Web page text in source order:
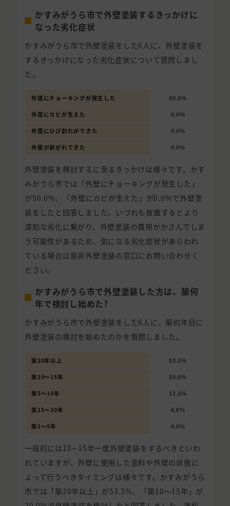
かすみがうら市で外壁塗装するきっかけに
なった劣化症状
かすみがうら市で外壁塗装をした6人に、外壁塗装を
するきっかけになった劣化症状について質問しまし
た。
外壁にチョーキングが発生した 50.0%
外壁にカビが生えた 0.0%
外壁にひび割れができた 0.0%
外壁が剥がれてきた 0.0%
外壁塗装を検討するに至るきっかけは様々です。かす
みがうら市では「外壁にチョーキングが発生した」
が50.0%、「外壁にカビが生えた」が0.0%で外壁塗
装をしたと回答しました。いづれも放置するとより
深刻な劣化に繋がり、外壁塗装の費用がかさんでしま
う可能性があるため、気になる劣化症状があらわれ
ている場合は是非外壁塗装の窓口にお問い合わせく
ださい。
かすみがうら市で外壁塗装した方は、築何
年で検討し始めた?
かすみがうら市で外壁塗装をした6人に、築何年目に
外壁塗装の検討を始めたのかを質問しました。
築20年以上 53.3%
築10〜15年 20.0%
築5〜10年 13.3%
築15〜20年 6.6%
築1〜5年 0.0%
一般的には10∼15年一度外壁塗装をするべきといわ
れていますが、外壁に使用した塗料や外壁の状態に
よって行うべきタイミングは様々です。かすみがうら
市では「築20年以上」が53.3%、「築10〜15年」が